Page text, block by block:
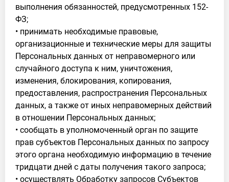
выполнения обязанностей, предусмотренных 152-
ФЗ;
• принимать необходимые правовые,
организационные и технические меры для защиты
Персональных данных от неправомерного или
случайного доступа к ним, уничтожения,
изменения, блокирования, копирования,
предоставления, распространения Персональных
данных, а также от иных неправомерных действий
в отношении Персональных данных;
• сообщать в уполномоченный орган по защите
прав субъектов Персональных данных по запросу
этого органа необходимую информацию в течение
тридцати дней с даты получения такого запроса;
• осуществлять Обработку запросов Субъектов